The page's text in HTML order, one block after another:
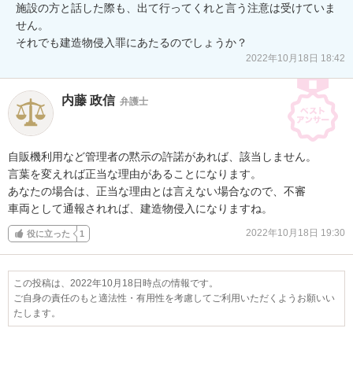
施設の方と話した際も、出て行ってくれと言う注意は受けていま
せん。
それでも建造物侵入罪にあたるのでしょうか？
2022年10月18日 18:42
内藤 政信 弁護士
自販機利用など管理者の黙示の許諾があれば、該当しません。
言葉を変えれば正当な理由があることになります。
あなたの場合は、正当な理由とは言えない場合なので、不審
車両として通報されれば、建造物侵入になりますね。
役に立った 1 2022年10月18日 19:30
この投稿は、2022年10月18日時点の情報です。
ご自身の責任のもと適法性・有用性を考慮してご利用いただくようお願いい
たします。